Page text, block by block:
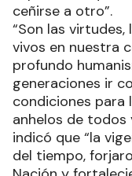
ceñirse a otro”.
“Son las
vivos en nuestra
profundo
generaciones ir
condiciones para
anhelos de todos
indicó que “la
del tiempo,